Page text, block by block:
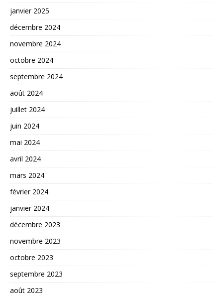
janvier 2025
décembre 2024
novembre 2024
octobre 2024
septembre 2024
août 2024
juillet 2024
juin 2024
mai 2024
avril 2024
mars 2024
février 2024
janvier 2024
décembre 2023
novembre 2023
octobre 2023
septembre 2023
août 2023